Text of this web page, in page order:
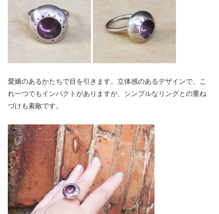
愛嬌のあるかたちで目を引きます。立体感のあるデザインで、こ
れ一つでもインパクトがありますが、シンプルなリングとの重ね
づけも素敵です。